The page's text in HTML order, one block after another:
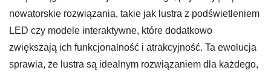
nowatorskie rozwiązania, takie jak lustra z podświetleniem
LED czy modele interaktywne, które dodatkowo
zwiększają ich funkcjonalność i atrakcyjność. Ta ewolucja
sprawia, że lustra są idealnym rozwiązaniem dla każdego,